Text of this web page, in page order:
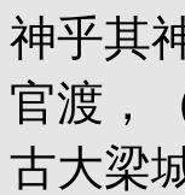
神乎其
官渡，
古大梁